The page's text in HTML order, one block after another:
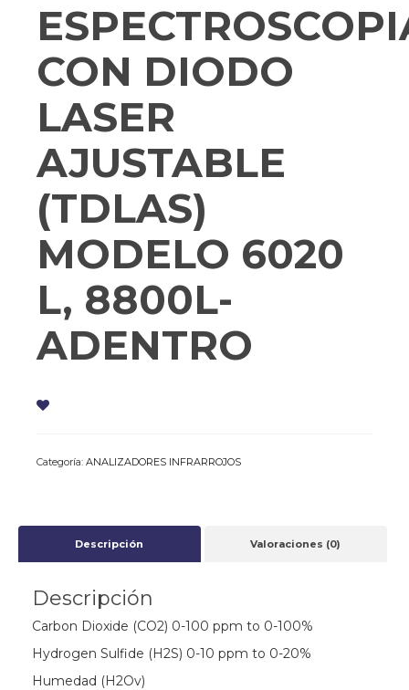
CON DIODO
LASER
AJUSTABLE
(TDLAS)
MODELO 6020
L, 8800L-
ADENTRO
Categoría: ANALIZADORES INFRARROJOS
Descripción Valoraciones (0)
Descripción
Carbon Dioxide (CO2) 0-100 ppm to 0-100%
Hydrogen Sulfide (H2S) 0-10 ppm to 0-20%
Humedad (H2Ov)